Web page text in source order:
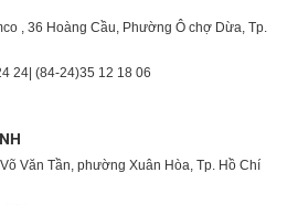
, 36 Hoàng Cầu, Phường Ô chợ Dừa, Tp.
24| (84-24)35 12 18 06
Văn Tần, phường Xuân Hòa, Tp. Hồ Chí